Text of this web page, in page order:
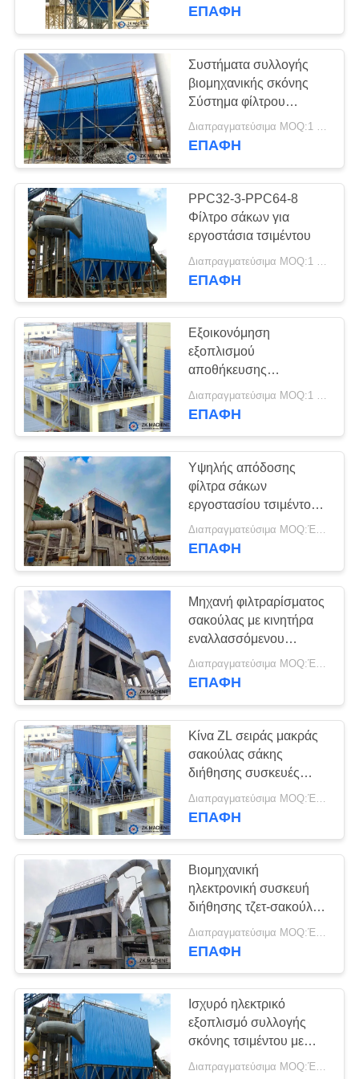
ΓΎΡΟΣ
ΕΡΓΟΣΤΑΣΊΩΝ
ΠΟΙΟΤΙΚΌΣ
ΈΛΕΓΧΟΣ
ΜΑΣ
ΕΛΆΤΕ
ΣΕ
ΕΠΑΦΉ
ΜΕ
ΕΙΔΉΣΕΙΣ
ΖΗΤΉΣΤΕ
ΈΝΑ
ΑΠΌΣΠΑΣΜΑ
SITEMAP
ΠΟΛΙΤΙΚΉ
ΑΠΟΡΡΉΤΟΥ
Γραμμή παραγωγής
μαγνησίου
μύλος μύλων
σφαιρών
Εξοπλισμός
κοκκιοποίησης
Calcination
εξοπλισμός
119
Θραυστήρας μύλων
σφαιρών
Συνεχής μύλος
σφαιρών
22
ΕΠΑΦΉ
Συστήματα συλλογής
βιομηχανικής σκόνης
Σύστημα φίλτρου
σακούλας με υψηλή
απόδοση καθαρισμού
Διαπραγματεύσιμα MOQ:1 σύνολο
ΕΠΑΦΉ
PPC32-3-PPC64-8
Φίλτρο σάκων για
εργοστάσια τσιμέντου
ΕΠΑΦΉ
Εξοικονόμηση
εξοπλισμού
αποθήκευσης
βιομηχανικής σκόνης για
εργοστάσια τσιμέντου
Διαπραγματεύσιμα MOQ:1 σύνολο
ΕΠΑΦΉ
Υψηλής απόδοσης
φίλτρα σάκων
εργοστασίου τσιμέντου
για μηχανήματα
εργοστασίων
Διαπραγματεύσιμα MOQ:Ένα σύνολο
ΕΠΑΦΉ
Μηχανή φιλτραρίσματος
σακούλας με κινητήρα
εναλλασσόμενου
ρεύματος για την
προώθηση εργοστασίου
30 Mg/M3 στην έξοδο
Διαπραγματεύσιμα MOQ:Ένα σύνολο
ΕΠΑΦΉ
Κίνα ZL σειράς μακράς
σακούλας σάκης
διήθησης συσκευές
συλλογής σκόνης
προμηθευτής
ΕΠΑΦΉ
Βιομηχανική
ηλεκτρονική συσκευή
διήθησης τζετ-σακούλας
για εργοστάσια
τσιμέντου
Διαπραγματεύσιμα MOQ:Ένα σύνολο
ΕΠΑΦΉ
Ισχυρό ηλεκτρικό
εξοπλισμό συλλογής
σκόνης τσιμέντου με
κινητήρα εναλλακτικού
Διαπραγματεύσιμα MOQ:Ένα σύνολο